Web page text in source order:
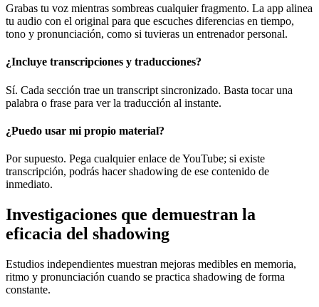
Grabas tu voz mientras sombreas cualquier fragmento. La app alinea
tu audio con el original para que escuches diferencias en tiempo,
tono y pronunciación, como si tuvieras un entrenador personal.
¿Incluye transcripciones y traducciones?
Sí. Cada sección trae un transcript sincronizado. Basta tocar una
palabra o frase para ver la traducción al instante.
¿Puedo usar mi propio material?
Por supuesto. Pega cualquier enlace de YouTube; si existe
transcripción, podrás hacer shadowing de ese contenido de
inmediato.
Investigaciones que demuestran la
eficacia del shadowing
Estudios independientes muestran mejoras medibles en memoria,
ritmo y pronunciación cuando se practica shadowing de forma
constante.